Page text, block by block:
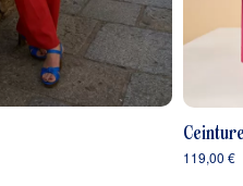
119,00 €